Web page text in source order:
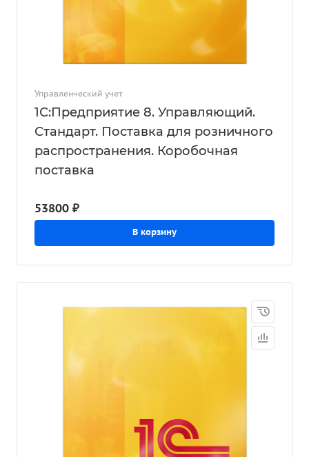
Управленческий учет
1С:Предприятие 8. Управляющий.
Стандарт. Поставка для розничного
распространения. Коробочная
поставка
53800 ₽
В корзину